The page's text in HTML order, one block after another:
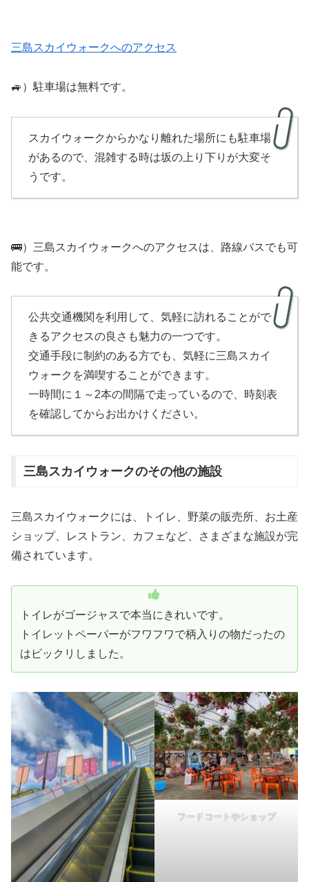
三島スカイウォークへのアクセス
🚙）駐車場は無料です。
スカイウォークからかなり離れた場所にも駐車場
があるので、混雑する時は坂の上り下りが大変そ
うです。
🚌）三島スカイウォークへのアクセスは、路線バスでも可
能です。
公共交通機関を利用して、気軽に訪れることがで
きるアクセスの良さも魅力の一つです。
交通手段に制約のある方でも、気軽に三島スカイ
ウォークを満喫することができます。
一時間に１～2本の間隔で走っているので、時刻表
を確認してからお出かけください。
三島スカイウォークのその他の施設
三島スカイウォークには、トイレ、野菜の販売所、お土産
ショップ、レストラン、カフェなど、さまざまな施設が完
備されています。
トイレがゴージャスで本当にきれいです。
トイレットペーパーがフワフワで柄入りの物だったの
はビックリしました。
フードコートやショップ